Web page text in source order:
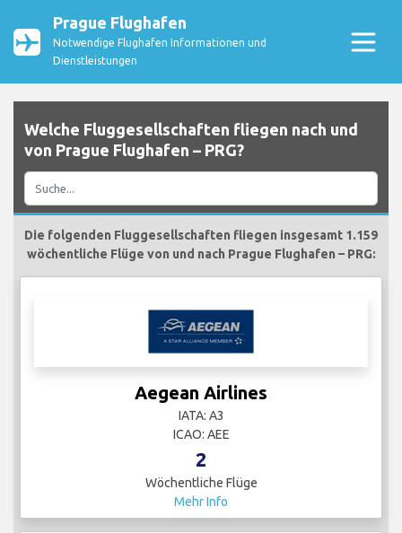
Prague Flughafen
Notwendige Flughafen Informationen und
Dienstleistungen
Welche Fluggesellschaften fliegen nach und
von Prague Flughafen – PRG?
Die folgenden Fluggesellschaften fliegen insgesamt 1.159
wöchentliche Flüge von und nach Prague Flughafen – PRG:
Aegean Airlines
IATA: A3
ICAO: AEE
2
Wöchentliche Flüge
Mehr Info